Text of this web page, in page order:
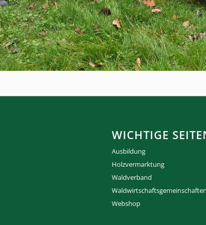
WICHTIGE
Ausbildung
Holzvermarktung
Waldverband
Webshop